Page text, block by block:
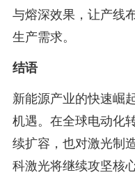
与熔深效果，让产线
生产需求。
结语
新能源产业的快速崛
机遇。在全球电动化
续扩容，也对激光制
科激光将继续攻坚核